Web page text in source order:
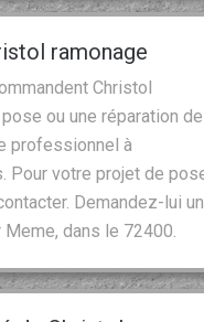
ramonage
Christol
ou une réparation de
professionnel à
Pour votre projet de
Demandez-lui un
dans le 72400.